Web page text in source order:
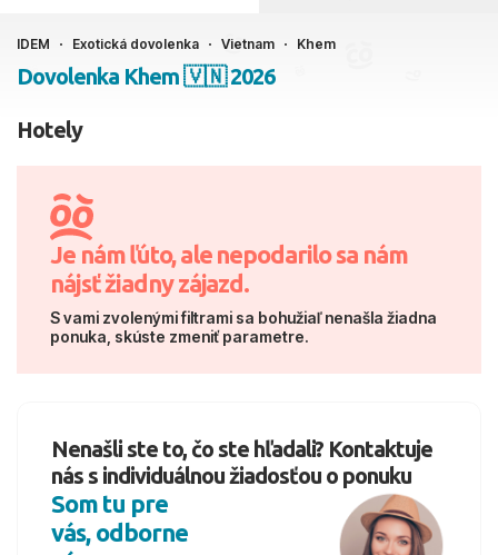
Ako cestujete?
2 dospelí, 0 deti
IDEM Exotická dovolenka Vietnam Khem
Dovolenka Khem 🇻🇳 2026
Hotely
Je nám ľúto, ale nepodarilo sa nám
nájsť žiadny zájazd.
S vami zvolenými filtrami sa bohužiaľ nenašla žiadna
ponuka, skúste zmeniť parametre.
Nenašli ste to, čo ste hľadali? Kontaktuje
nás s individuálnou žiadosťou o ponuku
Som tu pre
vás, odborne